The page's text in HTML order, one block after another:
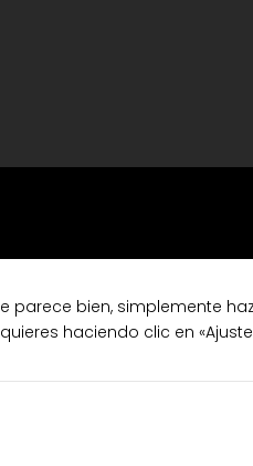
parece bien, simplemente
haciendo clic en